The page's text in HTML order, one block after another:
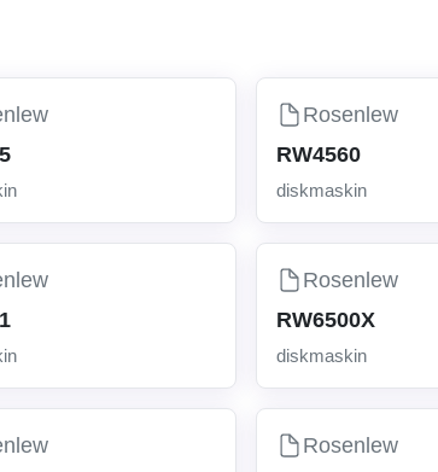
Rosenlew
RW4560
diskmaskin
Rosenlew
RW6500X
diskmaskin
Rosenlew